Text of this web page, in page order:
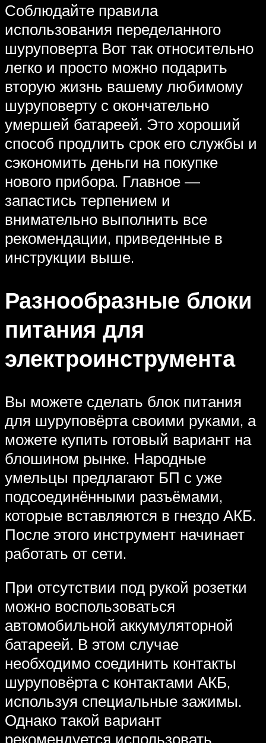
Соблюдайте правила
использования переделанного
шуруповерта Вот так относительно
легко и просто можно подарить
вторую жизнь вашему любимому
шуруповерту с окончательно
умершей батареей. Это хороший
способ продлить срок его службы и
сэкономить деньги на покупке
нового прибора. Главное —
запастись терпением и
внимательно выполнить все
рекомендации, приведенные в
инструкции выше.
Разнообразные блоки
питания для
электроинструмента
Вы можете сделать блок питания
для шуруповёрта своими руками, а
можете купить готовый вариант на
блошином рынке. Народные
умельцы предлагают БП с уже
подсоединёнными разъёмами,
которые вставляются в гнездо АКБ.
После этого инструмент начинает
работать от сети.
При отсутствии под рукой розетки
можно воспользоваться
автомобильной аккумуляторной
батареей. В этом случае
необходимо соединить контакты
шуруповёрта с контактами АКБ,
используя специальные зажимы.
Однако такой вариант
рекомендуется использовать